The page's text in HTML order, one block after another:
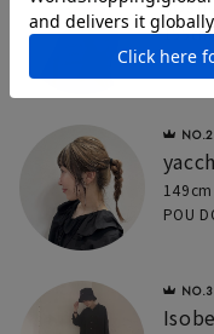
155cm
POU
149cm
POU
Isobe